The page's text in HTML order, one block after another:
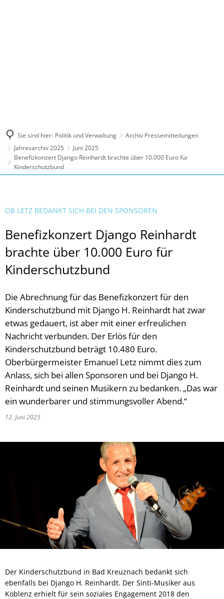
Sie sind hier: Politik und Verwaltung
Archiv Pressemitteilungen
Jahresarchiv 2025
Juni 2025
Benefizkonzert Django Reinhardt brachte über 10.000 Euro für
Kinderschutzbund
OB LETZ BEDANKT SICH BEI DEN SPONSOREN
Benefizkonzert Django Reinhardt
brachte über 10.000 Euro für
Kinderschutzbund
Die Abrechnung für das Benefizkonzert für den
Kinderschutzbund mit Django H. Reinhardt hat zwar
etwas gedauert, ist aber mit einer erfreulichen
Nachricht verbunden. Der Erlös für den
Kinderschutzbund beträgt 10.480 Euro.
Oberbürgermeister Emanuel Letz nimmt dies zum
Anlass, sich bei allen Sponsoren und bei Django H.
Reinhardt und seinen Musikern zu bedanken. „Das war
ein wunderbarer und stimmungsvoller Abend.“
12. Juni 2025
Der Kinderschutzbund in Bad Kreuznach bedankt sich
ebenfalls bei Django H. Reinhardt. Der Sinti-Musiker aus
Koblenz erhielt für sein soziales Engagement 2018 den